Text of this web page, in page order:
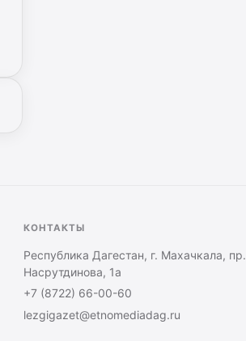
КОНТАКТЫ
Республика Дагестан, г. Махачкала, пр.
Насрутдинова, 1а
+7 (8722) 66-00-60
lezgigazet@etnomediadag.ru